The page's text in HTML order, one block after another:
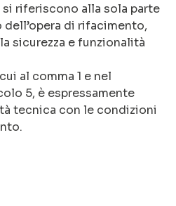
riferiscono alla sola parte
di rifacimento,
sicurezza e funzionalità
al comma 1 e nel
5, è espressamente
tecnica con le condizioni